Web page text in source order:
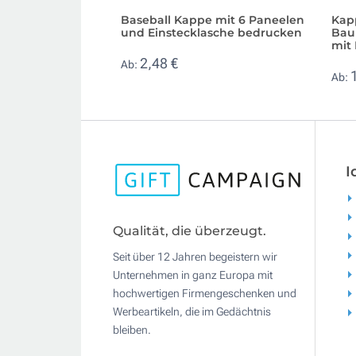
Baseball Kappe mit 6 Paneelen
und Einstecklasche bedrucken
Ab: 2,48 €
mit
Ab:
Qualität, die überzeugt.
Seit über 12 Jahren begeistern wir
Unternehmen in ganz Europa mit
hochwertigen Firmengeschenken und
Werbeartikeln, die im Gedächtnis
bleiben.